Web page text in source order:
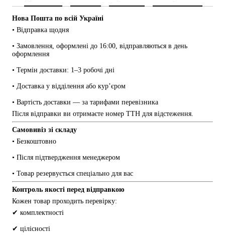
Нова Пошта по всій Україні
• Відправка щодня
• Замовлення, оформлені до 16:00, відправляються в день
оформлення
• Термін доставки: 1–3 робочі дні
• Доставка у відділення або кур’єром
• Вартість доставки — за тарифами перевізника
Після відправки ви отримаєте номер ТТН для відстеження.
Самовивіз зі складу
• Безкоштовно
• Після підтвердження менеджером
• Товар резервується спеціально для вас
Контроль якості перед відправкою
Кожен товар проходить перевірку:
✔ комплектності
✔ цілісності